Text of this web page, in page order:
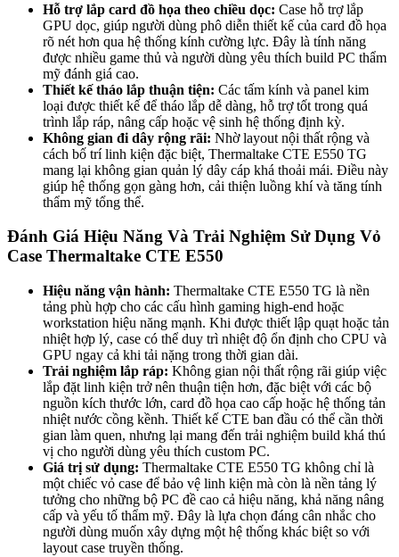
Hỗ trợ lắp card đồ họa theo chiều dọc: Case hỗ trợ lắp
GPU dọc, giúp người dùng phô diễn thiết kế của card đồ họa
rõ nét hơn qua hệ thống kính cường lực. Đây là tính năng
được nhiều game thủ và người dùng yêu thích build PC thẩm
mỹ đánh giá cao.
Thiết kế tháo lắp thuận tiện: Các tấm kính và panel kim
loại được thiết kế để tháo lắp dễ dàng, hỗ trợ tốt trong quá
trình lắp ráp, nâng cấp hoặc vệ sinh hệ thống định kỳ.
Không gian đi dây rộng rãi: Nhờ layout nội thất rộng và
cách bố trí linh kiện đặc biệt, Thermaltake CTE E550 TG
mang lại không gian quản lý dây cáp khá thoải mái. Điều này
giúp hệ thống gọn gàng hơn, cải thiện luồng khí và tăng tính
thẩm mỹ tổng thể.
Đánh Giá Hiệu Năng Và Trải Nghiệm Sử Dụng Vỏ
Case Thermaltake CTE E550
Hiệu năng vận hành: Thermaltake CTE E550 TG là nền
tảng phù hợp cho các cấu hình gaming high-end hoặc
workstation hiệu năng mạnh. Khi được thiết lập quạt hoặc tản
nhiệt hợp lý, case có thể duy trì nhiệt độ ổn định cho CPU và
GPU ngay cả khi tải nặng trong thời gian dài.
Trải nghiệm lắp ráp: Không gian nội thất rộng rãi giúp việc
lắp đặt linh kiện trở nên thuận tiện hơn, đặc biệt với các bộ
nguồn kích thước lớn, card đồ họa cao cấp hoặc hệ thống tản
nhiệt nước cồng kềnh. Thiết kế CTE ban đầu có thể cần thời
gian làm quen, nhưng lại mang đến trải nghiệm build khá thú
vị cho người dùng yêu thích custom PC.
Giá trị sử dụng: Thermaltake CTE E550 TG không chỉ là
một chiếc vỏ case để bảo vệ linh kiện mà còn là nền tảng lý
tưởng cho những bộ PC đề cao cả hiệu năng, khả năng nâng
cấp và yếu tố thẩm mỹ. Đây là lựa chọn đáng cân nhắc cho
người dùng muốn xây dựng một hệ thống khác biệt so với
layout case truyền thống.